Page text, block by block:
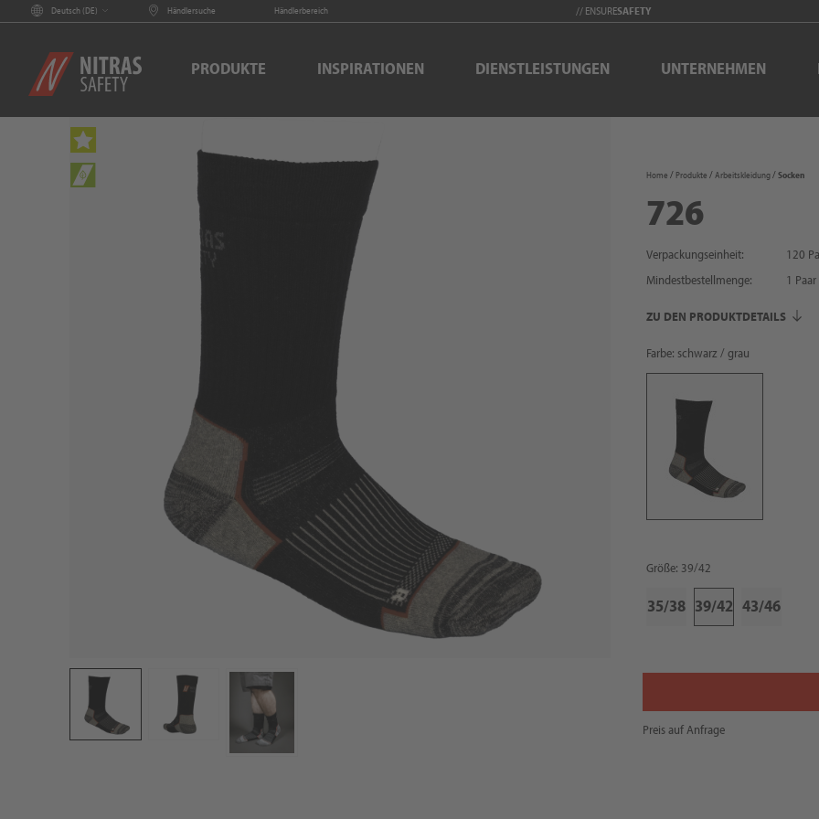
Deutsch (DE) Händlersuche Händlerbereich // ENSURESAFETY
PRODUKTE INSPIRATIONEN DIENSTLEISTUNGEN UNTERNEHMEN
Home Produkte Arbeitskleidung Socken
726
Verpackungseinheit:
120
Mindestbestellmenge:
1 Paar
ZU DEN PRODUKTDETAILS
Farbe: schwarz / grau
Größe: 39/42
35/38 39/42 43/46
Preis auf Anfrage